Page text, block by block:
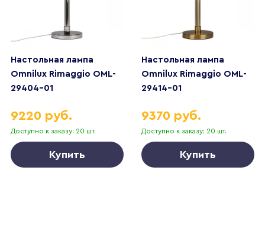
Настольная лампа
Omnilux Rimaggio OML-
29404-01
Доступно к заказу: 20 шт.
9220 руб.
Купить
Настольная лампа
Omnilux Rimaggio OML-
29414-01
Доступно к заказу: 20 шт.
9370 руб.
Купить